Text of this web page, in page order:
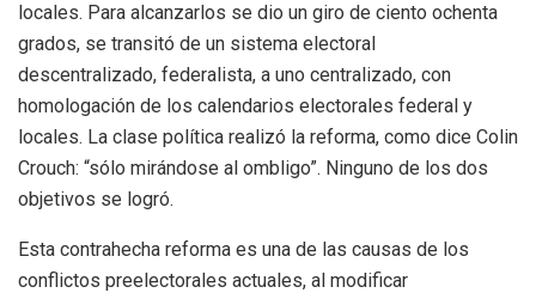
locales. Para alcanzarlos se dio un giro de ciento ochenta
grados, se transitó de un sistema electoral
descentralizado, federalista, a uno centralizado, con
homologación de los calendarios electorales federal y
locales. La clase política realizó la reforma, como dice Colin
Crouch: “sólo mirándose al ombligo”. Ninguno de los dos
objetivos se logró.
Esta contrahecha reforma es una de las causas de los
conflictos preelectorales actuales, al modificar